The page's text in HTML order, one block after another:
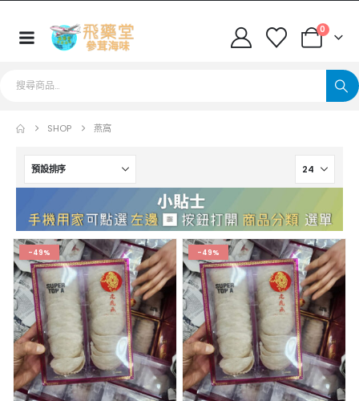
0
SHOP 燕窩
-49% -49%